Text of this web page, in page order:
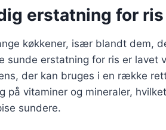
erstatning for ris
køkkener, især blandt dem,
sunde erstatning for ris er lavet
der kan bruges i en række
på vitaminer og mineraler,
sundere.